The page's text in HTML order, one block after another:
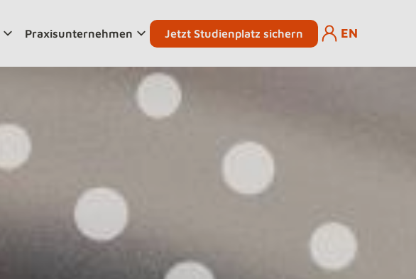
Praxisunternehmen Jetzt Studienplatz sichern EN